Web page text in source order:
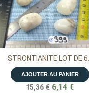
STRONTIANITE LOT DE 6...
AJOUTER AU PANIER
15,36 € 6,14 €